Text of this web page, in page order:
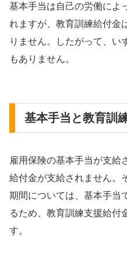
基本手当は自己の労働によ
れますが、教育訓練給付金
りません。したがって、い
もありません。
基本手当と教育訓
雇用保険の基本手当が支給
給付金が支給されません。
期間については、基本手当
るため、教育訓練支援給付
す。